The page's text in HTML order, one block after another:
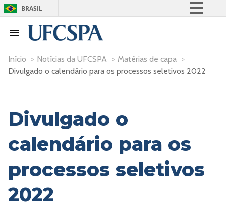
BRASIL
Participe
Acesso à informação
Início > Notícias da UFCSPA > Matérias de capa >
Divulgado o calendário para os processos seletivos 2022
Divulgado o
calendário para os
processos seletivos
2022